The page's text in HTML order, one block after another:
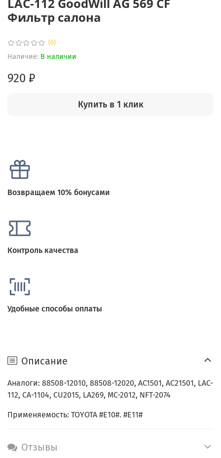
(0)
Наличие: В наличии
Фильтр салона
920 ₽
Купить в 1 клик
Возвращаем 10% бонусами
Контроль качества
Удобные способы оплаты
Описание
Аналоги: 88508-12010, 88508-12020, AC1501, AC21501, LAC-
112, CA-1104, CU2015, LA269, MC-2012, NFT-2074
Применяемость: TOYOTA #E10#. #E11#
Отзывы